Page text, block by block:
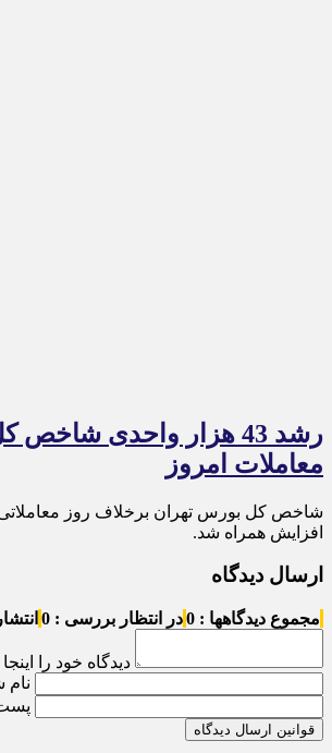
رشد 43 هزار واحدی
معاملات امروز
شاخص کل بورس تهران برخلاف روز معاملاتی
افزایش همراه شد.
ارسال دیدگاه
مجموع دیدگاهها : 0 در انتظار بررسی : 0
دیدگاه خود را
نام
پست
قوانین ارسال دیدگاه